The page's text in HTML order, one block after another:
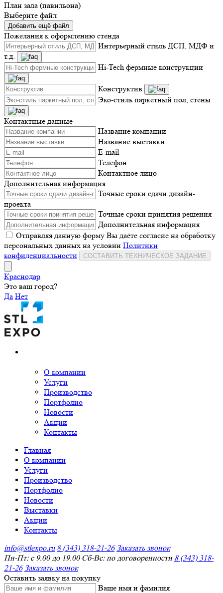
План зала (павильона)
Выберите файл
Добавить ещё файл
Пожелания к оформлению стенда
Интерьерный стиль ДСП, МДФ и
т.д.
Hi-Tech фермные конструкции
Конструктив
Эко-стиль паркетный пол, стены
Контактные данные
Название компании
Название выставки
E-mail
Телефон
Контактное лицо
Дополнительная информация
Точные сроки сдачи дизайн-
проекта
Точные сроки принятия решения
Дополнительная информация
Отправляя данную форму Вы даёте согласие на обработку
персональных данных на условии Политики
конфиденциальности
СОСТАВИТЬ ТЕХНИЧЕСКОЕ ЗАДАНИЕ
Краснодар
Это ваш город?
Да Нет
О компании
Услуги
Производство
Портфолио
Новости
Акции
Контакты
Главная
О компании
Услуги
Производство
Портфолио
Новости
Выставки
Акции
Контакты
info@stlexpo.ru 8 (343) 318-21-26 Заказать звонок
Пн-Пт: с 9.00 до 19.00 Сб-Вс: по договоренности 8 (343) 318-
21-26 Заказать звонок
Оставить заявку на покупку
Ваше имя и фамилия